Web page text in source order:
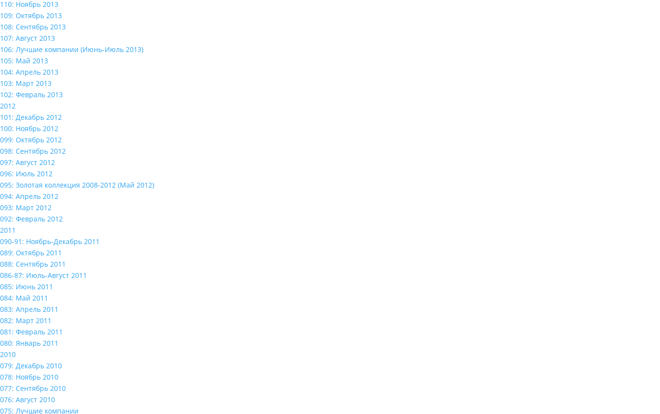
110: Ноябрь 2013
109: Октябрь 2013
108: Сентябрь 2013
107: Август 2013
106: Лучшие компании (Июнь-Июль 2013)
105: Май 2013
104: Апрель 2013
103: Март 2013
102: Февраль 2013
2012
101: Декабрь 2012
100: Ноябрь 2012
099: Октябрь 2012
098: Сентябрь 2012
097: Август 2012
096: Июль 2012
095: Золотая коллекция 2008-2012 (Май 2012)
094: Апрель 2012
093: Март 2012
092: Февраль 2012
2011
090-91: Ноябрь-Декабрь 2011
089: Октябрь 2011
088: Сентябрь 2011
086-87: Июль-Август 2011
085: Июнь 2011
084: Май 2011
083: Апрель 2011
082: Март 2011
081: Февраль 2011
080: Январь 2011
2010
079: Декабрь 2010
078: Ноябрь 2010
077: Сентябрь 2010
076: Август 2010
075: Лучшие компании